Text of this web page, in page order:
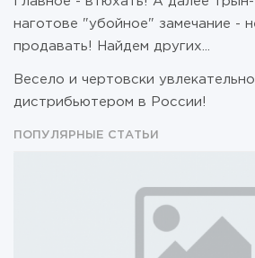
наготове "убойное" замечание -
продавать! Найдем других...
Весело и чертовски
дистрибьютером в России!
ПОПУЛЯРНЫЕ СТАТЬИ